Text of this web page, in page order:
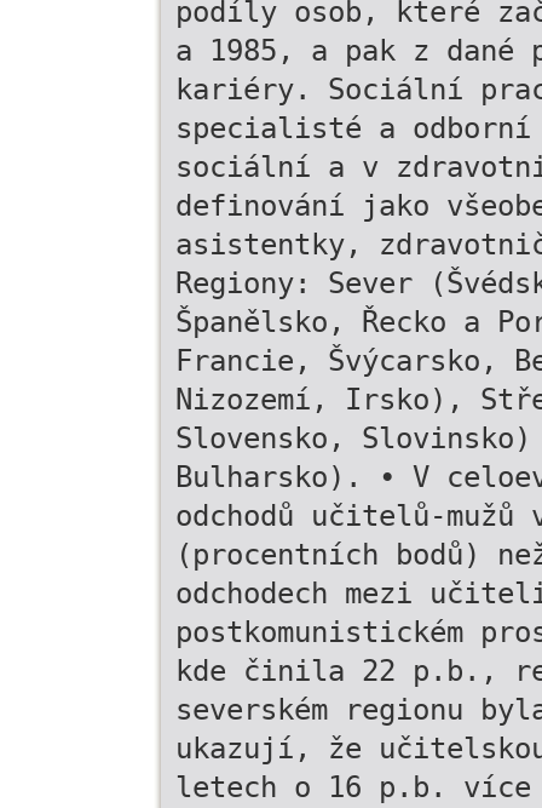
podíly osob, které
a 1985, a pak z dané
kariéry. Sociální
specialisté a
sociální a v
definování jako
asistentky,
Regiony: Sever
Španělsko, Řecko a
Francie, Švýcarsko,
Nizozemí, Irsko),
Slovensko,
Bulharsko). • V
odchodů učitelů-
(procentních bodů)
odchodech mezi
postkomunistickém
kde činila 22 p.b.,
severském regionu
ukazují, že
letech o 16 p.b. více